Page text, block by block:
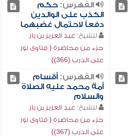
الفهرس:حكم
الكذب على الوالدين
دفعاً لاحتمال غضبهما
للشيخ: عبد العزيز بن باز
جزء من محاضرة ( فتاوى نور
على الدرب (366))
الفهرس:أقسام
أمة محمد عليه الصلاة
والسلام
للشيخ: عبد العزيز بن باز
جزء من محاضرة ( فتاوى نور
على الدرب (367))